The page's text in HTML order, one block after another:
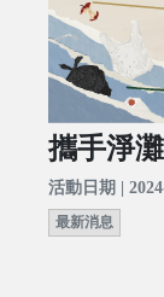
攜手淨
活動日期 |
最新消息